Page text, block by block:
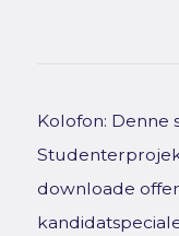
Kolofon: Denne
downloade